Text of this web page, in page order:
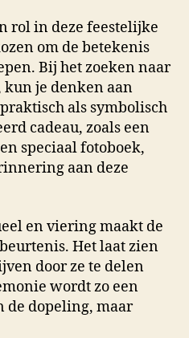
rol in deze feestelijke
om de betekenis
Bij het zoeken naar
kun je denken aan
als symbolisch
cadeau, zoals een
speciaal fotoboek,
aan deze
en viering maakt de
Het laat zien
door ze te delen
wordt zo een
de dopeling, maar